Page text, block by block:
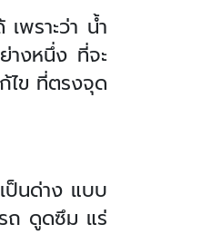
พราะว่า น้ำ
างหนึ่ง ที่จะ
ไข ที่ตรงจุด
ป็นด่าง แบบ
ถ ดูดซึม แร่